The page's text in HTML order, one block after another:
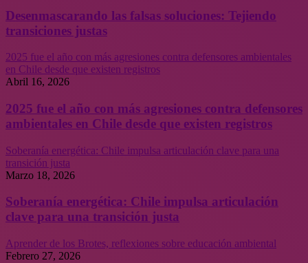
Desenmascarando las falsas soluciones: Tejiendo
transiciones justas
2025 fue el año con más agresiones contra defensores ambientales
en Chile desde que existen registros
Abril 16, 2026
2025 fue el año con más agresiones contra defensores
ambientales en Chile desde que existen registros
Soberanía energética: Chile impulsa articulación clave para una
transición justa
Marzo 18, 2026
Soberanía energética: Chile impulsa articulación
clave para una transición justa
Aprender de los Brotes, reflexiones sobre educación ambiental
Febrero 27, 2026